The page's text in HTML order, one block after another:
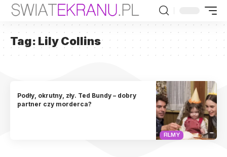
Tag: Lily Collins
FILMY
Podły, okrutny, zły. Ted Bundy – dobry
partner czy morderca?